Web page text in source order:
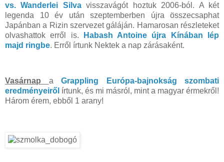
vs. Wanderlei Silva visszavágót hoztuk 2006-ból. A két
legenda 10 év után szeptemberben újra összecsaphat
Japánban a Rizin szervezet gáláján. Hamarosan részleteket
olvashattok erről is.
Habash Antoine újra Kínában lép
majd ringbe. Erről írtunk Nektek a nap zárásaként.
Vasárnap a Grappling Európa-bajnokság szombati
eredményeiről írtunk, és mi másról, mint a magyar érmekről!
Három érem, ebből 1 arany!